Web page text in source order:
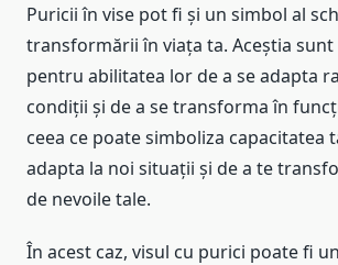
Puricii în vise pot fi și un simbol al
transformării în viața ta. Aceștia
pentru abilitatea lor de a se adapta
condiții și de a se transforma în
ceea ce poate simboliza capacitatea
adapta la noi situații și de a te
de nevoile tale.
În acest caz, visul cu purici poate fi